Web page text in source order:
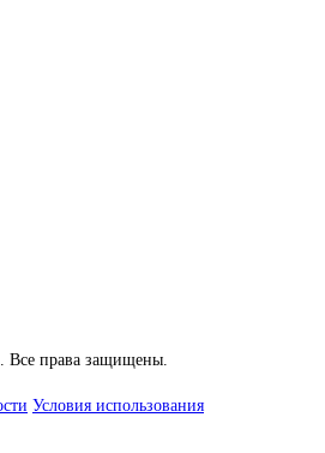
Все права защищены.
Условия использования